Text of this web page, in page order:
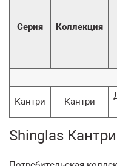
Серия Коллекция
Кантри Кантри
Shinglas